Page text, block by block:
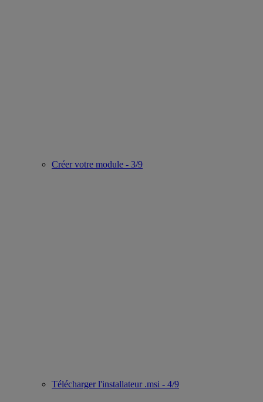
Créer votre module - 3/9
Télécharger l'installateur .msi - 4/9